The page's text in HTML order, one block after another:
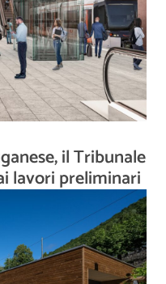
il Tribunale
lavori preliminari